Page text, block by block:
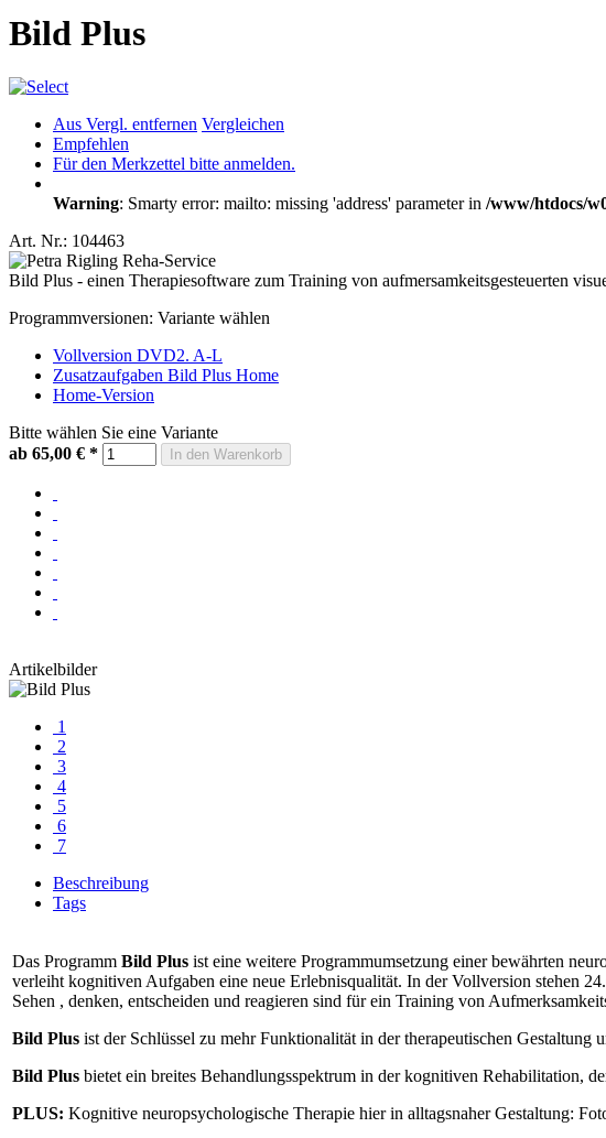
Bild Plus
Aus Vergl. entfernen Vergleichen
Empfehlen
Für den Merkzettel bitte anmelden.
Warning: Smarty error: mailto: missing 'address' parameter in /www/htdocs/
Art. Nr.: 104463
Bild Plus - einen Therapiesoftware zum Training von aufmersamkeitsgesteuerten
Programmversionen: Variante wählen
Vollversion DVD2. A-L
Zusatzaufgaben Bild Plus Home
Home-Version
Bitte wählen Sie eine Variante
ab 65,00 € * In den Warenkorb
Artikelbilder
1
2
3
4
5
6
7
Beschreibung
Tags
Das Programm Bild Plus ist eine weitere Programmumsetzung einer bewährten
verleiht kognitiven Aufgaben eine neue Erlebnisqualität. In der Vollversion stehen
Sehen , denken, entscheiden und reagieren sind für ein Training von
Bild Plus ist der Schlüssel zu mehr Funktionalität in der therapeutischen Gestaltung
Bild Plus bietet ein breites Behandlungsspektrum in der kognitiven Rehabilitation,
PLUS: Kognitive neuropsychologische Therapie hier in alltagsnaher Gestaltung: